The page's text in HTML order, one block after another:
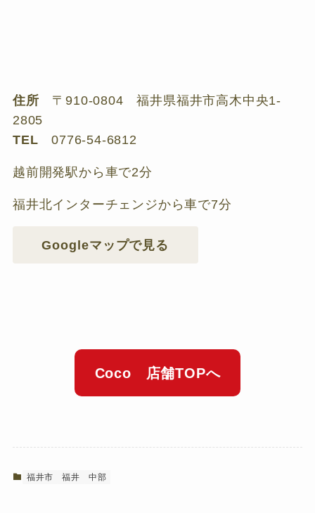
住所 〒910-0804 福井県福井市高木中央1-
2805
TEL 0776-54-6812
越前開発駅から車で2分
福井北インターチェンジから車で7分
Googleマップで見る
Coco 店舗TOPへ
福井市 福井 中部